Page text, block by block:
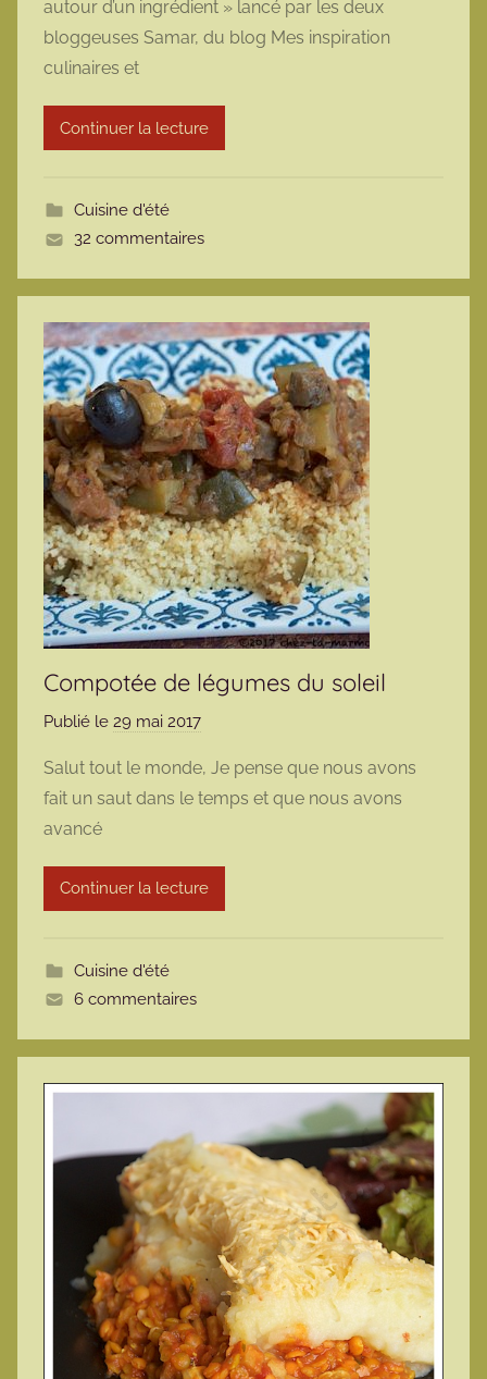
m
a
o
t
autour d’un ingrédient » lancé par les deux
bloggeuses Samar, du blog Mes inspiration
culinaires et
Continuer la lecture
Cuisine d'été
32 commentaires
Compotée de légumes du soleil
Publié le 29 mai 2017
r
m
r
m
Salut tout le monde, Je pense que nous avons
fait un saut dans le temps et que nous avons
avancé
Continuer la lecture
Cuisine d'été
6 commentaires